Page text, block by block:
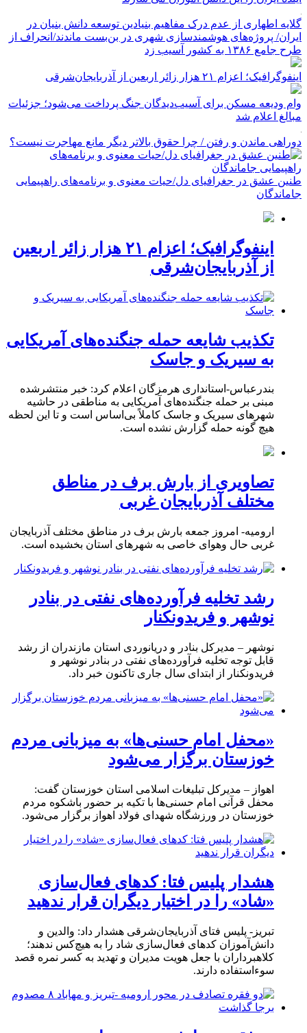
گلایه اطهاری از عدم درک مفاهیم بنیادین توسعه دانش بنیان در
ایران/ پروژه‌های هوشمندسازی شهری در بن‌بست ماندند/انحراف از
طرح جامع ۱۳۸۶ به کشور آسیب زد
اینفوگرافیک؛ اعزام ۲۱ هزار زائر اربعین از آذربایجان‌شرقی
وام ودیعه مسکن برای آسیب‌دیدگان جنگ پرداخت می‌شود؛ جزئیات
مبالغ اعلام شد
دوراهی ماندن و رفتن / چرا حقوق بالاتر دیگر مانع مهاجرت نیست؟
طنین عشق در جغرافیای دل/حیات معنوی و برنامه‌های راهپیمایی
جاماندگان
اینفوگرافیک؛ اعزام ۲۱ هزار زائر اربعین
از آذربایجان‌شرقی
تکذیب شایعه حمله جنگنده‌های آمریکایی
به سیریک و جاسک
بندرعباس-استانداری هرمزگان اعلام کرد: خبر منتشرشده
مبنی بر حمله جنگنده‌های آمریکایی به مناطقی در حاشیه
شهرهای سیریک و جاسک کاملاً بی‌اساس است و تا این لحظه
هیچ گونه حمله گزارش نشده است.
تصاویری از بارش برف در مناطق
مختلف آذربایجان غربی
ارومیه- امروز جمعه بارش برف در مناطق مختلف آذربایجان
غربی حال وهوای خاصی به شهرهای استان بخشیده است.
رشد تخلیه فرآورده‌های نفتی در بنادر
نوشهر و فریدونکنار
نوشهر – مدیرکل بنادر و دریانوردی استان مازندران از رشد
قابل توجه تخلیه فرآورده‌های نفتی در بنادر نوشهر و
فریدونکنار از ابتدای سال جاری تاکنون خبر داد.
«محفل امام حسنی‌ها» به میزبانی مردم
خوزستان برگزار می‌شود
اهواز – مدیرکل تبلیغات اسلامی استان خوزستان گفت:
محفل قرآنی امام حسنی‌ها با تکیه بر حضور باشکوه مردم
خوزستان در ورزشگاه شهدای فولاد اهواز برگزار می‌شود.
هشدار پلیس فتا: کدهای فعال‌سازی
«شاد» را در اختیار دیگران قرار ندهید
تبریز- پلیس فتای آذربایجان‌شرقی هشدار داد: والدین و
دانش‌آموزان کدهای فعال‌سازی شاد را به هیچ‌کس ندهند؛
کلاهبرداران با جعل هویت مدیران و تهدید به کسر نمره قصد
سوءاستفاده دارند.